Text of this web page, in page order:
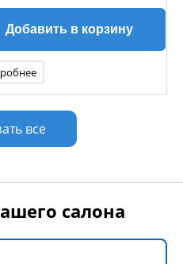
Добавить в корзину
все
салона